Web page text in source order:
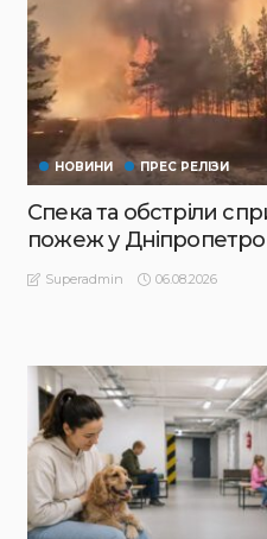
НОВИНИ ПРЕС РЕЛІЗИ
Спека та обстріли
пожеж у
Superadmin 06.08.2026